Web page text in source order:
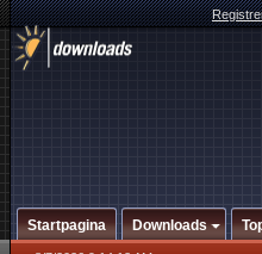
Startpagina Downloads